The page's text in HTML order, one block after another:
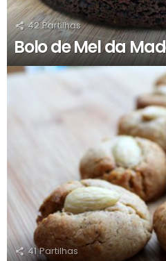
42 Partilhas
Bolo de Mel da
41 Partilhas